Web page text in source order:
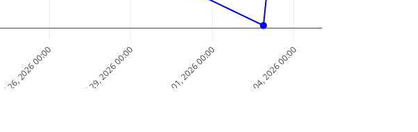
Jul 26, 2026 00:00 Jul 29, 2026 00:00 Aug 01, 2026 00:00 Aug 04, 2026 00:00